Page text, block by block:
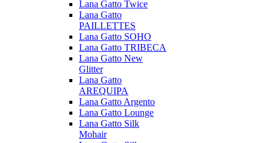
Lana Gatto Twice
Lana Gatto
PAILLETTES
Lana Gatto SOHO
Lana Gatto TRIBECA
Lana Gatto New
Glitter
Lana Gatto
AREQUIPA
Lana Gatto Argento
Lana Gatto Lounge
Lana Gatto Silk
Mohair